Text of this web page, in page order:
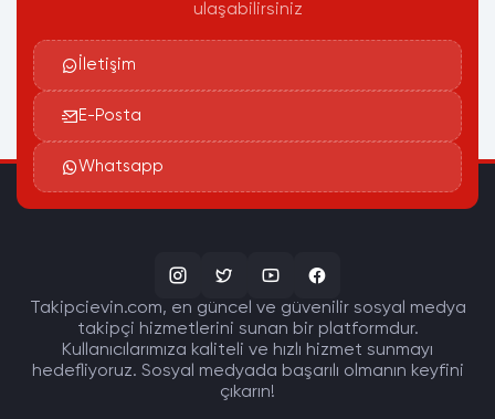
ulaşabilirsiniz
İletişim
E-Posta
Whatsapp
Takipcievin.com, en güncel ve güvenilir sosyal medya
takipçi hizmetlerini sunan bir platformdur.
Kullanıcılarımıza kaliteli ve hızlı hizmet sunmayı
hedefliyoruz. Sosyal medyada başarılı olmanın keyfini
çıkarın!